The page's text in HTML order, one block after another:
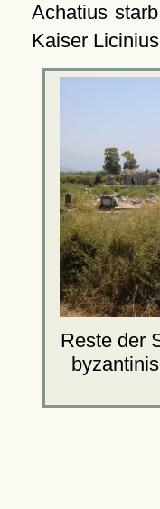
Achatius
Kaiser
Reste der